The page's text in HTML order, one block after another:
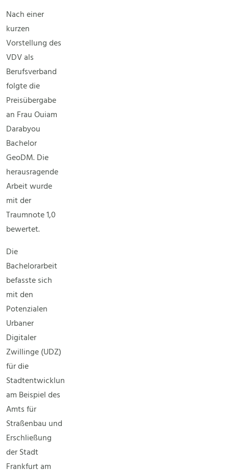
Nach einer
kurzen
Vorstellung des
VDV als
Berufsverband
folgte die
Preisübergabe
an Frau Ouiam
Darabyou
Bachelor
GeoDM. Die
herausragende
Arbeit wurde
mit der
Traumnote 1,0
bewertet.
Die
Bachelorarbeit
befasste sich
mit den
Potenzialen
Urbaner
Digitaler
Zwillinge (UDZ)
für die
Stadtentwicklung
am Beispiel des
Amts für
Straßenbau und
Erschließung
der Stadt
Frankfurt am